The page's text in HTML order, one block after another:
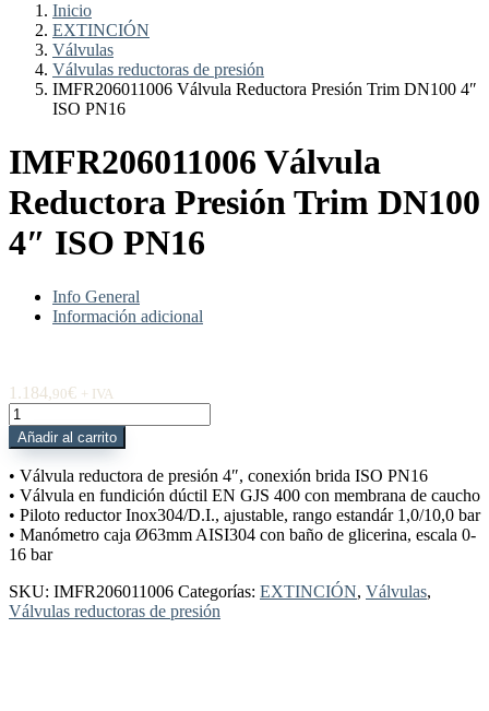
Inicio
EXTINCIÓN
Válvulas
Válvulas reductoras de presión
IMFR206011006 Válvula Reductora Presión Trim DN100 4″
ISO PN16
IMFR206011006 Válvula
Reductora Presión Trim DN100
4″ ISO PN16
Info General
Información adicional
1.184,90€ + IVA
IMFR206011006
Válvula
Reductora
Presión
Trim
DN100
4"
ISO
cantidad
Añadir al carrito
• Válvula reductora de presión 4″, conexión brida ISO PN16
• Válvula en fundición dúctil EN GJS 400 con membrana de caucho
• Piloto reductor Inox304/D.I., ajustable, rango estandár 1,0/10,0 bar
• Manómetro caja Ø63mm AISI304 con baño de glicerina, escala 0-
16 bar
SKU: IMFR206011006 Categorías: EXTINCIÓN, Válvulas,
Válvulas reductoras de presión